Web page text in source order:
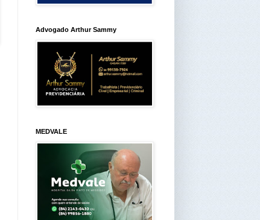
Advogado Arthur Sammy
MEDVALE